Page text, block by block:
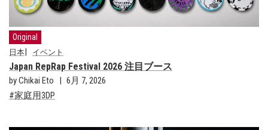
Original
日本 イベント
Japan RepRap Festival 2026 注目ブース
by Chikai Eto
6月 7, 2026
家庭用3DP